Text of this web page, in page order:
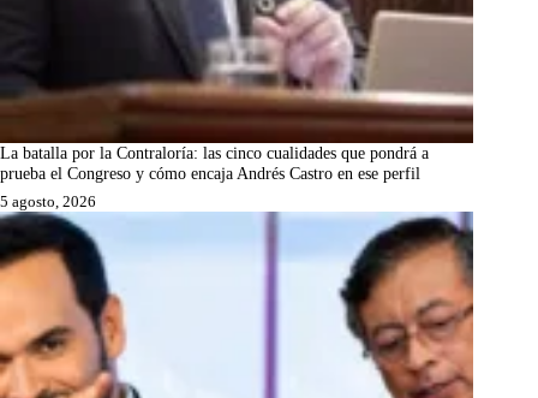
La batalla por la Contraloría: las cinco cualidades que pondrá a
prueba el Congreso y cómo encaja Andrés Castro en ese perfil
5 agosto, 2026